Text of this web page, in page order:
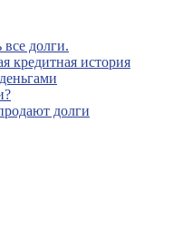
долги.
кредитная история
долги